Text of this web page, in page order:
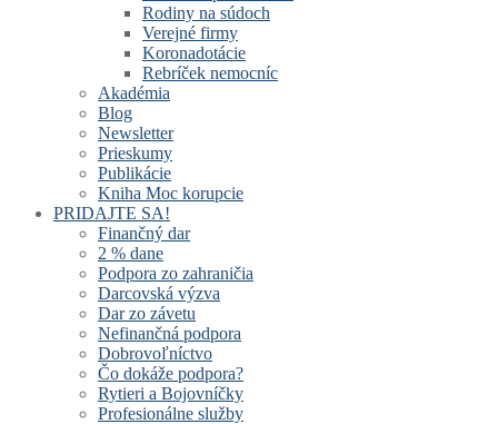
Rodiny na súdoch
Verejné firmy
Koronadotácie
Rebríček nemocníc
Akadémia
Blog
Newsletter
Prieskumy
Publikácie
Kniha Moc korupcie
PRIDAJTE SA!
Finančný dar
2 % dane
Podpora zo zahraničia
Darcovská výzva
Dar zo závetu
Nefinančná podpora
Dobrovoľníctvo
Čo dokáže podpora?
Rytieri a Bojovníčky
Profesionálne služby